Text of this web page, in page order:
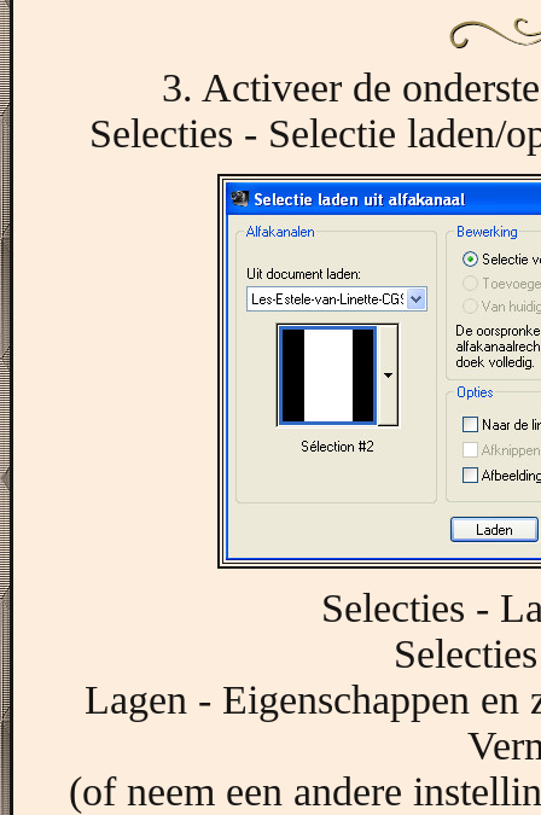
3. Activeer de
Selecties - Selectie laden/
Selecties -
Lagen - Eigenschappen en
(of neem een andere